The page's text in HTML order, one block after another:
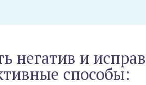
негатив и
способы: